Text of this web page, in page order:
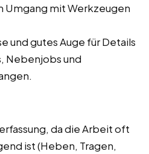
Umgang mit Werkzeugen
und gutes Auge für Details
Nebenjobs und
da die Arbeit oft
ist (Heben, Tragen,